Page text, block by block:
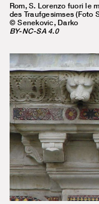
Rom, S. Lorenzo fuori le
des Traufgesimses (Foto
© Senekovic, Darko
BY-NC-SA 4.0